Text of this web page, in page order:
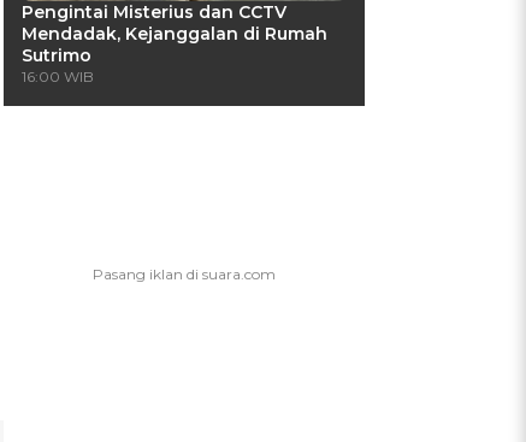
Pengintai Misterius dan CCTV
Mendadak, Kejanggalan di Rumah
Sutrimo
16:00 WIB